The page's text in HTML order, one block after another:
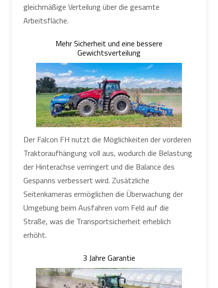
gleichmäßige Verteilung über die gesamte
Arbeitsfläche.
Mehr Sicherheit und eine bessere
Gewichtsverteilung
Der Falcon FH nutzt die Möglichkeiten der vorderen
Traktoraufhängung voll aus, wodurch die Belastung
der Hinterachse verringert und die Balance des
Gespanns verbessert wird. Zusätzliche
Seitenkameras ermöglichen die Überwachung der
Umgebung beim Ausfahren vom Feld auf die
Straße, was die Transportsicherheit erheblich
erhöht.
3 Jahre Garantie